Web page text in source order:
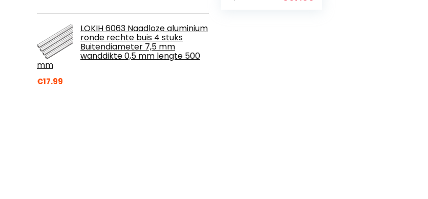
LOKIH 6063 Naadloze aluminium
ronde rechte buis 4 stuks
Buitendiameter 7,5 mm
wanddikte 0,5 mm lengte 500
mm
€17.99